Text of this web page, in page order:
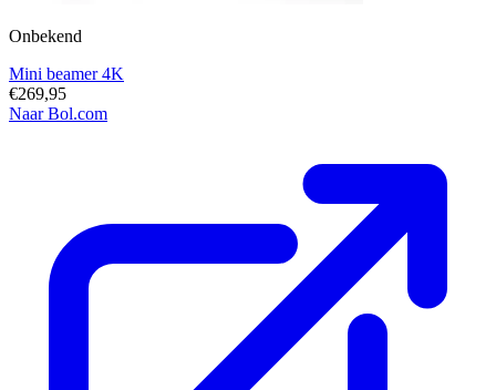
Onbekend
Mini beamer 4K
€269,95
Naar Bol.com